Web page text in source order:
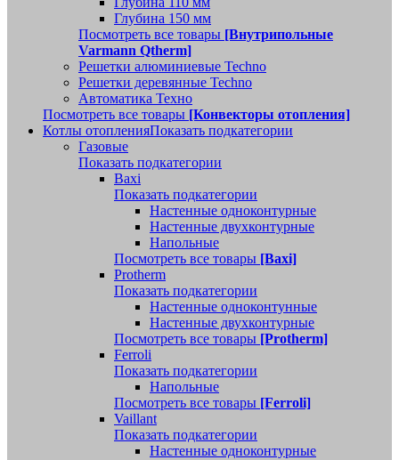
Глубина 150 мм
Посмотреть все товары [Внутрипольные
Varmann Qtherm]
Решетки алюминиевые Techno
Решетки деревянные Techno
Автоматика Техно
Посмотреть все товары [Конвекторы отопления]
Котлы отопленияПоказать подкатегории
Газовые
Показать подкатегории
Baxi
Показать подкатегории
Настенные одноконтурные
Настенные двухконтурные
Напольные
Посмотреть все товары [Baxi]
Protherm
Показать подкатегории
Настенные одноконтунные
Настенные двухконтурные
Посмотреть все товары [Protherm]
Ferroli
Показать подкатегории
Напольные
Посмотреть все товары [Ferroli]
Vaillant
Показать подкатегории
Настенные одноконтурные